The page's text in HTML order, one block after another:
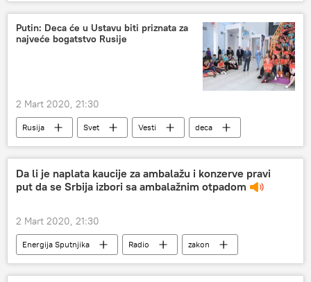
Region Film i serije
Putin: Deca će u Ustavu biti priznata za
najveće bogatstvo Rusije
2 Mart 2020, 21:30
Rusija Svet Vesti deca
Da li je naplata kaucije za ambalažu i konzerve pravi
put da se Srbija izbori sa ambalažnim otpadom
2 Mart 2020, 21:30
Energija Sputnjika Radio
zakon
ambalaža
kaucija